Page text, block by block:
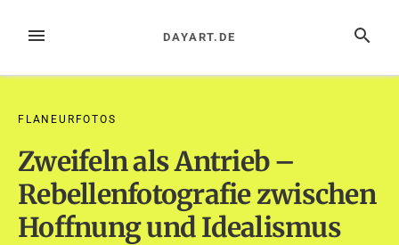
InhaltMENÜ SUCHE
DAYART.DE
FLANEURFOTOS
Zweifeln als Antrieb –
Rebellenfotografie zwischen
Hoffnung und Idealismus